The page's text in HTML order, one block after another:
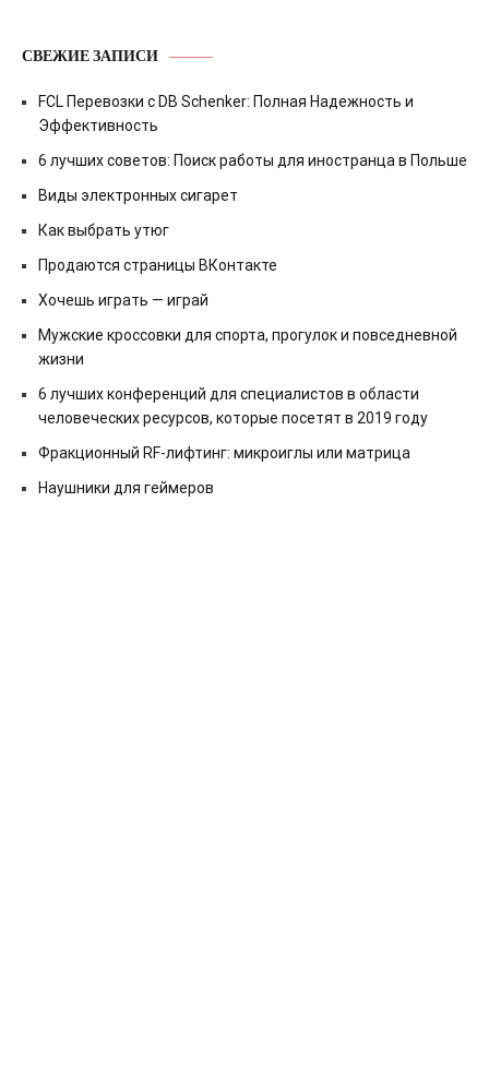
СВЕЖИЕ ЗАПИСИ
FCL Перевозки с DB Schenker: Полная Надежность и
Эффективность
6 лучших советов: Поиск работы для иностранца в Польше
Виды электронных сигарет
Как выбрать утюг
Продаются страницы ВКонтакте
Хочешь играть — играй
Мужские кроссовки для спорта, прогулок и повседневной
жизни
6 лучших конференций для специалистов в области
человеческих ресурсов, которые посетят в 2019 году
Фракционный RF-лифтинг: микроиглы или матрица
Наушники для геймеров